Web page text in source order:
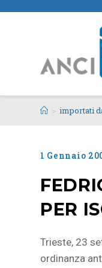
> importati
1 Gennaio
PER
Trieste, 23
ordinanza